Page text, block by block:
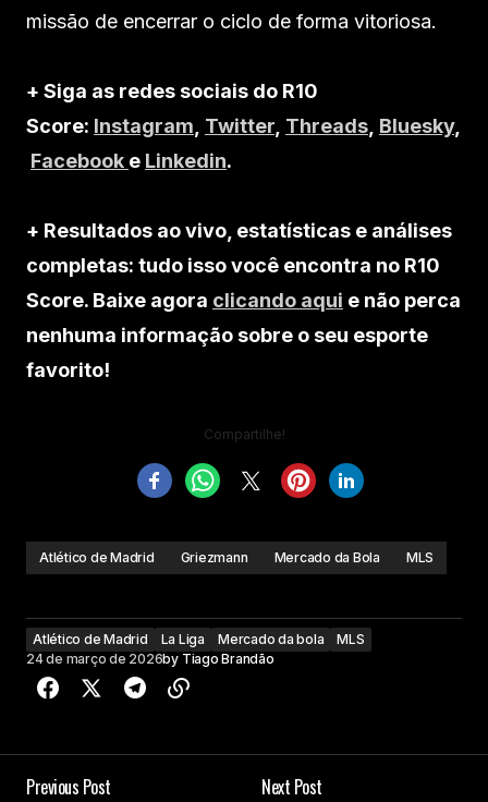
missão de encerrar o ciclo de forma vitoriosa.
+ Siga as redes sociais do R10
Score: Instagram, Twitter, Threads, Bluesky,
Facebook e Linkedin.
+ Resultados ao vivo, estatísticas e análises
completas: tudo isso você encontra no R10
Score. Baixe agora clicando aqui e não perca
nenhuma informação sobre o seu esporte
favorito!
Compartilhe!
Atlético de Madrid Griezmann Mercado da Bola MLS
Atlético de Madrid La Liga Mercado da bola
MLS
24 de março de 2026by Tiago Brandão
Previous Post
Next Post